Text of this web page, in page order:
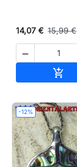
14,07 € 15,99 €


-12%